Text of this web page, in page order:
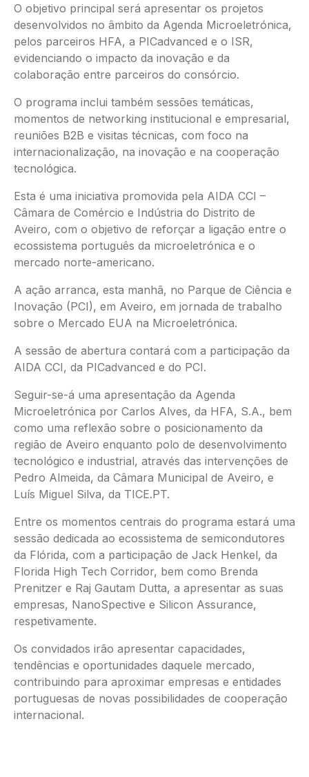
O objetivo principal será apresentar os projetos
desenvolvidos no âmbito da Agenda Microeletrónica,
pelos parceiros HFA, a PICadvanced e o ISR,
evidenciando o impacto da inovação e da
colaboração entre parceiros do consórcio.
O programa inclui também sessões temáticas,
momentos de networking institucional e empresarial,
reuniões B2B e visitas técnicas, com foco na
internacionalização, na inovação e na cooperação
tecnológica.
Esta é uma iniciativa promovida pela AIDA CCI –
Câmara de Comércio e Indústria do Distrito de
Aveiro, com o objetivo de reforçar a ligação entre o
ecossistema português da microeletrónica e o
mercado norte-americano.
A ação arranca, esta manhã, no Parque de Ciência e
Inovação (PCI), em Aveiro, em jornada de trabalho
sobre o Mercado EUA na Microeletrónica.
A sessão de abertura contará com a participação da
AIDA CCI, da PICadvanced e do PCI.
Seguir-se-á uma apresentação da Agenda
Microeletrónica por Carlos Alves, da HFA, S.A., bem
como uma reflexão sobre o posicionamento da
região de Aveiro enquanto polo de desenvolvimento
tecnológico e industrial, através das intervenções de
Pedro Almeida, da Câmara Municipal de Aveiro, e
Luís Miguel Silva, da TICE.PT.
Entre os momentos centrais do programa estará uma
sessão dedicada ao ecossistema de semicondutores
da Flórida, com a participação de Jack Henkel, da
Florida High Tech Corridor, bem como Brenda
Prenitzer e Raj Gautam Dutta, a apresentar as suas
empresas, NanoSpective e Silicon Assurance,
respetivamente.
Os convidados irão apresentar capacidades,
tendências e oportunidades daquele mercado,
contribuindo para aproximar empresas e entidades
portuguesas de novas possibilidades de cooperação
internacional.